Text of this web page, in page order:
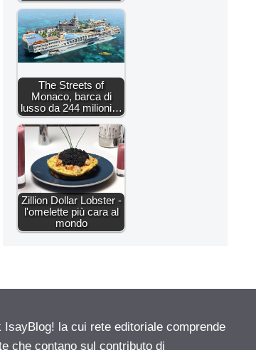
The Streets of
Monaco, barca di
lusso da 244 milioni…
Zillion Dollar Lobster -
l'omelette più cara al
mondo
IsayBlog! la cui rete editoriale comprende
che contano sul contributo di